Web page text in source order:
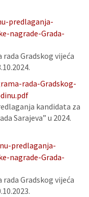
predlaganja-
nagrade-Grada-
Gradskog vijeća
rada-Gradskog-
kandidata za
Sarajeva” u 2024.
predlaganja-
nagrade-Grada-
Gradskog vijeća